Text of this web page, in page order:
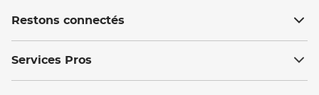
Restons connectés
Services Pros